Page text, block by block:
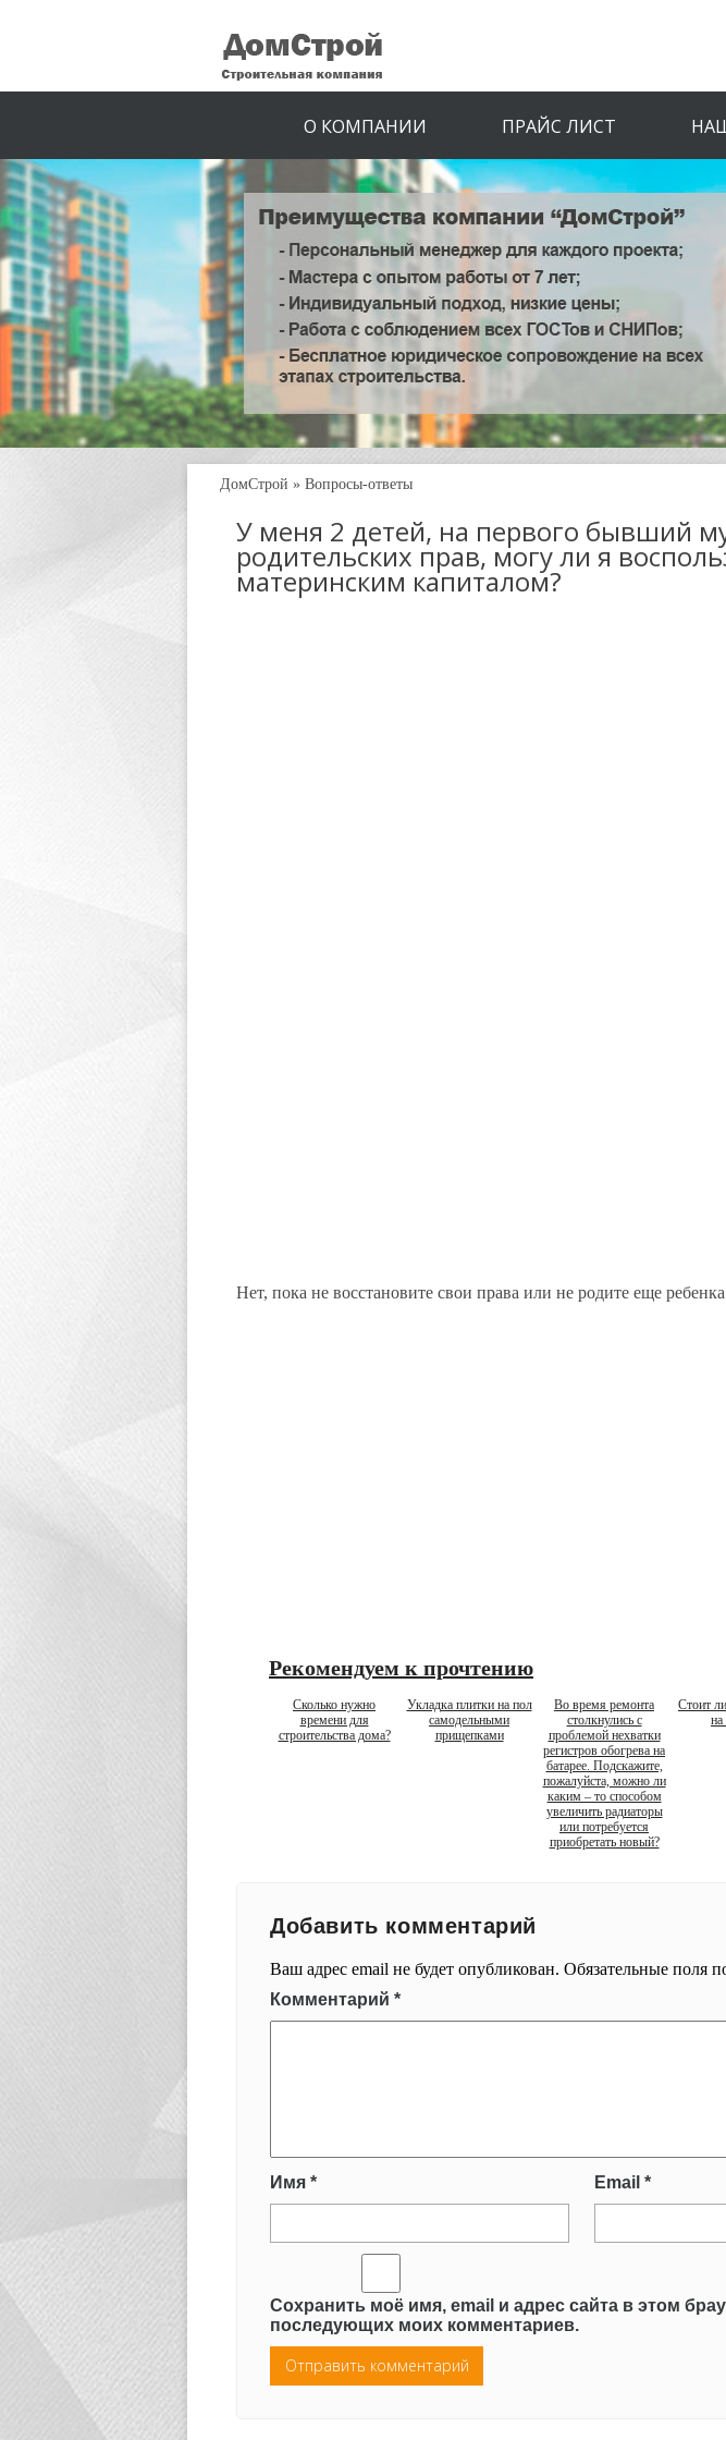
О КОМПАНИИ ПРАЙС ЛИСТ
ДомСтрой » Вопросы-ответы
У меня 2 детей, на первого бывший
родительских прав, могу ли я
материнским капиталом?
Нет, пока не восстановите свои права или не родите еще
Рекомендуем к прочтению
Сколько нужно
времени для
строительства дома?
Укладка плитки на пол
самодельными
прищепками
Во время ремонта
столкнулись с
проблемой нехватки
регистров обогрева на
батарее. Подскажите,
пожалуйста, можно ли
каким – то способом
увеличить радиаторы
или потребуется
приобретать новый?
Стоит
Добавить комментарий
Ваш адрес email не будет опубликован. Обязательные поля
Комментарий *
Имя * Email *
Сохранить моё имя, email и адрес сайта в этом
последующих моих комментариев.